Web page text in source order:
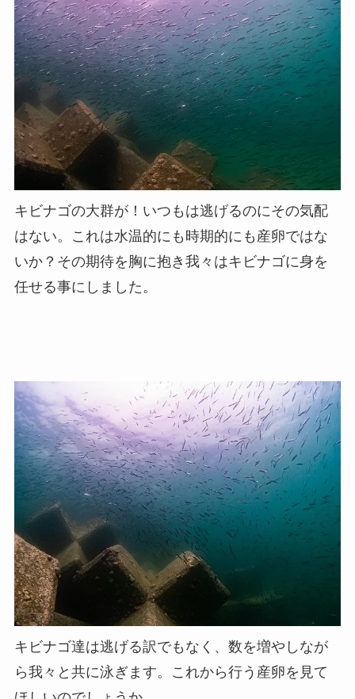
キビナゴの大群が！いつもは逃げるのにその気配
はない。これは水温的にも時期的にも産卵ではな
いか？その期待を胸に抱き我々はキビナゴに身を
任せる事にしました。
キビナゴ達は逃げる訳でもなく、数を増やしなが
ら我々と共に泳ぎます。これから行う産卵を見て